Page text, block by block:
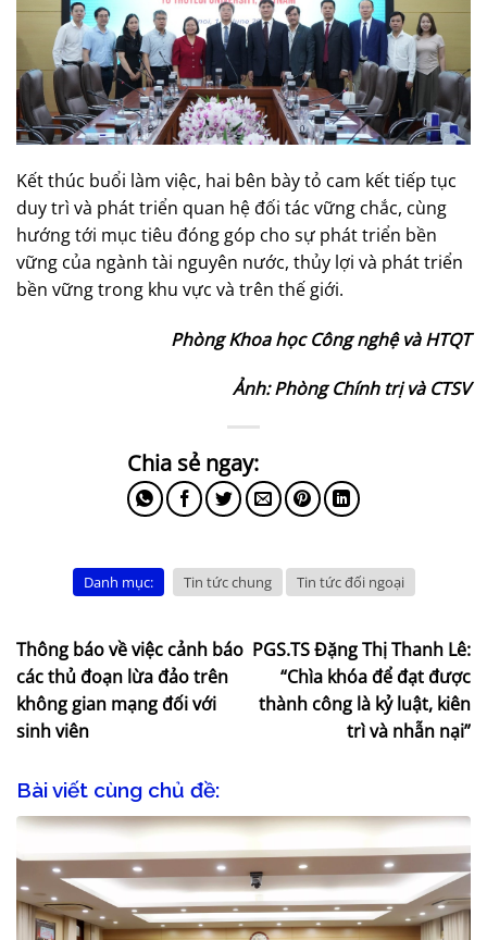
Kết thúc buổi làm việc, hai bên bày tỏ cam kết tiếp tục
duy trì và phát triển quan hệ đối tác vững chắc, cùng
hướng tới mục tiêu đóng góp cho sự phát triển bền
vững của ngành tài nguyên nước, thủy lợi và phát triển
bền vững trong khu vực và trên thế giới.
Phòng Khoa học Công nghệ và HTQT
Ảnh: Phòng Chính trị và CTSV
Danh mục: Tin tức chung Tin tức đối ngoại
Thông báo về việc cảnh báo
các thủ đoạn lừa đảo trên
không gian mạng đối với
sinh viên
PGS.TS Đặng Thị Thanh Lê:
“Chìa khóa để đạt được
thành công là kỷ luật, kiên
trì và nhẫn nại”
Bài viết cùng chủ đề: